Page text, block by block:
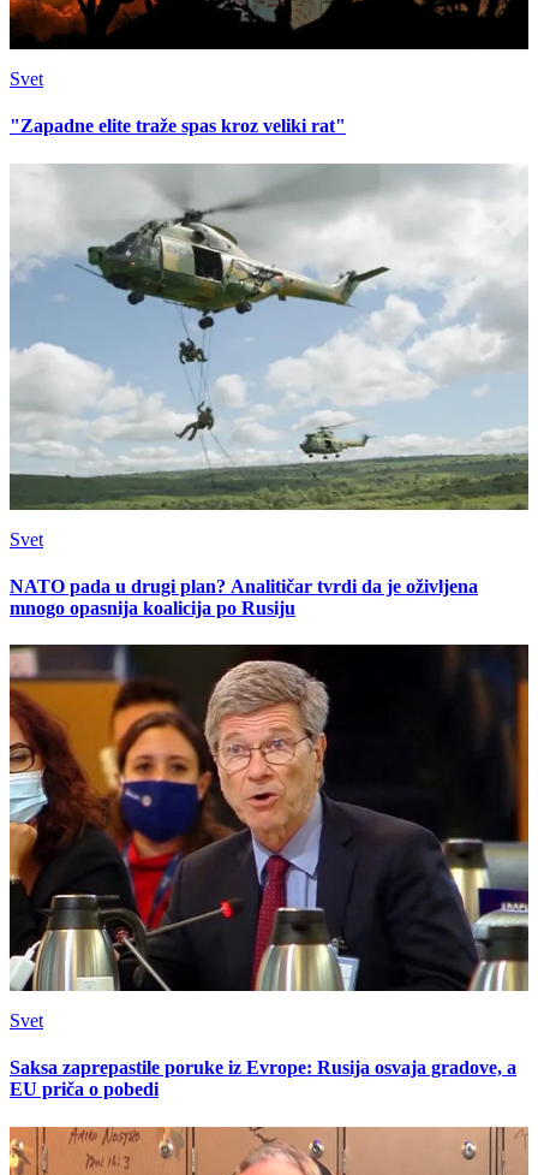
Svet
"Zapadne elite traže spas kroz veliki rat"
Svet
NATO pada u drugi plan? Analitičar tvrdi da je oživljena
mnogo opasnija koalicija po Rusiju
Svet
Saksa zaprepastile poruke iz Evrope: Rusija osvaja gradove, a
EU priča o pobedi